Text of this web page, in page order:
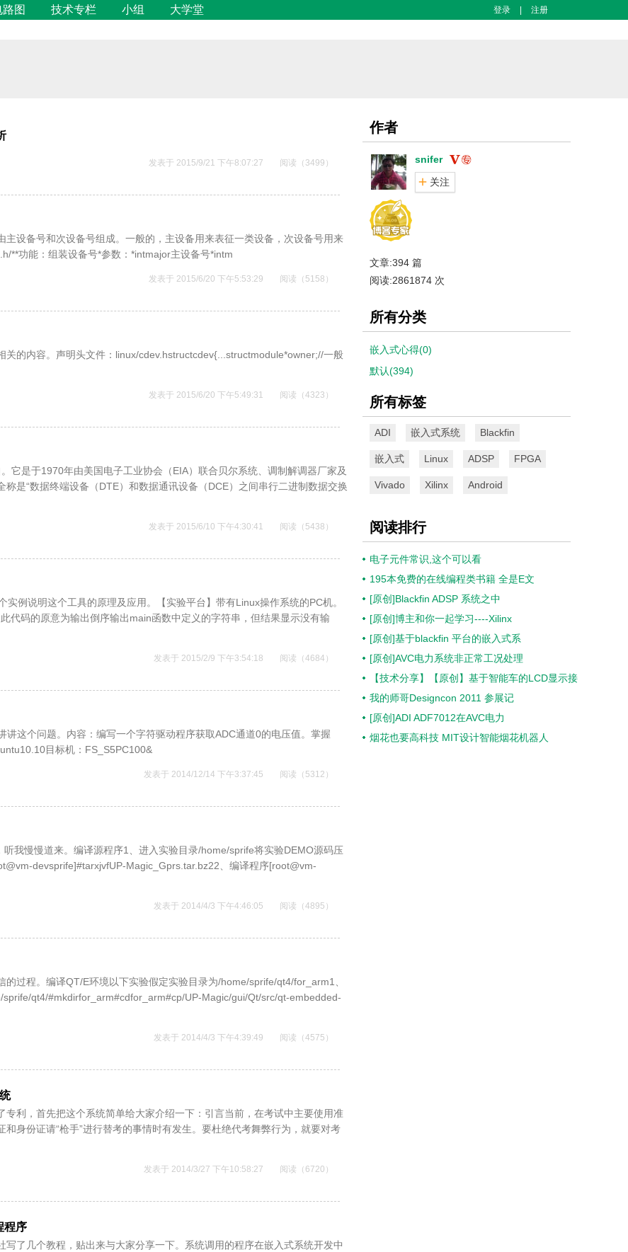
路图 技术专栏 小组 大学堂 登录 注册
发表于 2015/9/21 下午8:07:27 阅读（3499）
设备号和次设备号组成。一般的，主设备用来表征一类设备，次设备号用来
**功能：组装设备号*参数：*intmajor主设备号*intm
发表于 2015/6/20 下午5:53:29 阅读（5158）
的内容。声明头文件：linux/cdev.hstructcdev{...structmodule*owner;//一般
发表于 2015/6/20 下午5:49:31 阅读（4323）
它是于1970年由美国电子工业协会（EIA）联合贝尔系统、调制解调器厂家及
是“数据终端设备（DTE）和数据通讯设备（DCE）之间串行二进制数据交换
发表于 2015/6/10 下午4:30:41 阅读（5438）
例说明这个工具的原理及应用。【实验平台】带有Linux操作系统的PC机。
代码的原意为输出倒序输出main函数中定义的字符串，但结果显示没有输
发表于 2015/2/9 下午3:54:18 阅读（4684）
这个问题。内容：编写一个字符驱动程序获取ADC通道0的电压值。掌握
目标机：FS_S5PC100&
发表于 2014/12/14 下午3:37:45 阅读（5312）
我慢慢道来。编译源程序1、进入实验目录/home/sprife将实验DEMO源码压
devsprife]#tarxjvfUP-Magic_Gprs.tar.bz22、编译程序[root@vm-
发表于 2014/4/3 下午4:46:05 阅读（4895）
过程。编译QT/E环境以下实验假定实验目录为/home/sprife/qt4/for_arm1、
qt4/#mkdirfor_arm#cdfor_arm#cp/UP-Magic/gui/Qt/src/qt-embedded-
发表于 2014/4/3 下午4:39:49 阅读（4575）
利，首先把这个系统简单给大家介绍一下：引言当前，在考试中主要使用准
身份证请“枪手”进行替考的事情时有发生。要杜绝代考舞弊行为，就要对考
发表于 2014/3/27 下午10:58:27 阅读（6720）
程序
了几个教程，贴出来与大家分享一下。系统调用的程序在嵌入式系统开发中
作者
snifer
关注
文章:394 篇
阅读:2861874 次
所有分类
嵌入式心得(0)
默认(394)
所有标签
ADI 嵌入式系统 Blackfin
嵌入式 Linux ADSP FPGA
Vivado Xilinx Android
阅读排行
电子元件常识,这个可以看
195本免费的在线编程类书籍 全是E文
[原创]Blackfin ADSP 系统之中
[原创]博主和你一起学习----Xilinx
[原创]基于blackfin 平台的嵌入式系
[原创]AVC电力系统非正常工况处理
【技术分享】【原创】基于智能车的LCD显示接
我的师哥Designcon 2011 参展记
[原创]ADI ADF7012在AVC电力
烟花也要高科技 MIT设计智能烟花机器人